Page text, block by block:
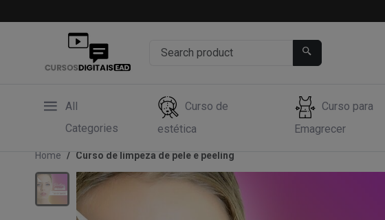
All
Categories
Curso de
estética
Curso para
Emagrecer
Home Curso de limpeza de pele e peeling